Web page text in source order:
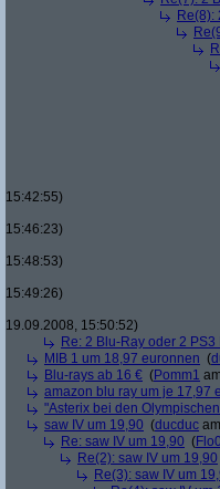
Re(8):
15:42:55)
15:46:23)
15:48:53)
15:49:26)
19.09.2008, 15:50:52)
Re: 2 Blu-Ray oder 2
MIB 1 um 18,97 euronnen (
Blu-rays ab 16 € (Pomm1
amazon blu ray um je 17,97
"Asterix bei den
saw IV um 19,90 (ducduc
Re: saw IV um 19,90 (
Re(2): saw IV um 19,90
Re(3): saw IV um